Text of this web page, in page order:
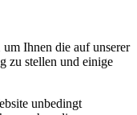
Ihnen die auf unserer
zu stellen und einige
unbedingt